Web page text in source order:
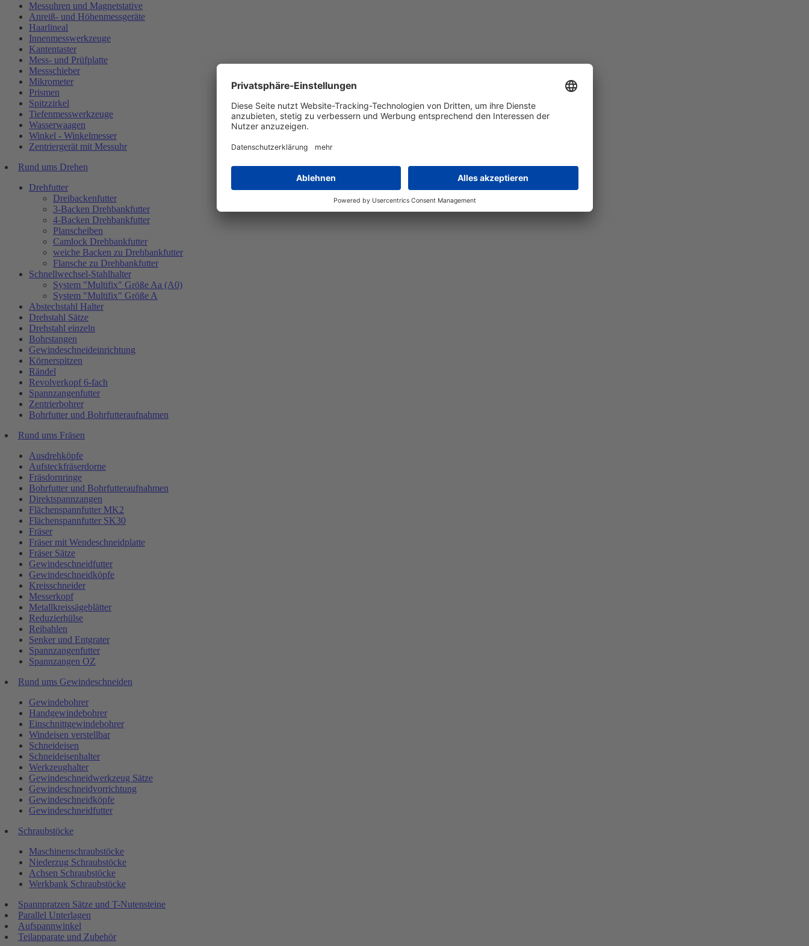
Messuhren und Magnetstative
Anreiß- und Höhenmessgeräte
Haarlineal
Innenmesswerkzeuge
Kantentaster
Mess- und Prüfplatte
Messschieber
Mikrometer
Prismen
Spitzzirkel
Tiefenmesswerkzeuge
Wasserwaagen
Winkel - Winkelmesser
Zentriergerät mit Messuhr
Rund ums Drehen
Drehfutter
Dreibackenfutter
3-Backen Drehbankfutter
4-Backen Drehbankfutter
Planscheiben
Camlock Drehbankfutter
weiche Backen zu Drehbankfutter
Flansche zu Drehbankfutter
Schnellwechsel-Stahlhalter
System "Multifix" Größe Aa (A0)
System "Multifix" Größe A
Abstechstahl Halter
Drehstahl Sätze
Drehstahl einzeln
Bohrstangen
Gewindeschneideinrichtung
Körnerspitzen
Rändel
Revolverkopf 6-fach
Spannzangenfutter
Zentrierbohrer
Bohrfutter und Bohrfutteraufnahmen
Rund ums Fräsen
Ausdrehköpfe
Aufsteckfräserdorne
Fräsdornringe
Bohrfutter und Bohrfutteraufnahmen
Direktspannzangen
Flächenspannfutter MK2
Flächenspannfutter SK30
Fräser
Fräser mit Wendeschneidplatte
Fräser Sätze
Gewindeschneidfutter
Gewindeschneidköpfe
Kreisschneider
Messerkopf
Metallkreissägeblätter
Reduzierhülse
Reibahlen
Senker und Entgrater
Spannzangenfutter
Spannzangen OZ
Rund ums Gewindeschneiden
Gewindebohrer
Handgewindebohrer
Einschnittgewindebohrer
Windeisen verstellbar
Schneideisen
Schneideisenhalter
Werkzeughalter
Gewindeschneidwerkzeug Sätze
Gewindeschneidvorrichtung
Gewindeschneidköpfe
Gewindeschneidfutter
Schraubstöcke
Maschinenschraubstöcke
Niederzug Schraubstöcke
Achsen Schraubstöcke
Werkbank Schraubstöcke
Spannpratzen Sätze und T-Nutensteine
Parallel Unterlagen
Aufspannwinkel
Teilapparate und Zubehör